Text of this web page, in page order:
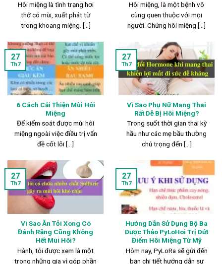
Hôi miệng là tình trạng hơi
thở có mùi, xuất phát từ
trong khoang miệng. [...]
Hôi miệng, là một bệnh vô
cùng quen thuộc với mọi
người. Chứng hôi miệng [...]
6 Cách Cải Thiện Mùi Hôi
Miệng
Để kiểm soát được mùi hôi
miệng ngoài việc điều trị vấn
đề cốt lõi [...]
27
Th7
Vì Sao Phụ Nữ Mang Thai
Rất Dễ Bị Hôi Miệng?
Trong suốt thời gian thai kỳ
hầu như các mẹ bầu thường
chú trọng đến [...]
27
Th7
Vì Sao Ăn Tỏi Xong Có
Đánh Răng Cũng Không
Hết Mùi Hôi?
Hành, tỏi được xem là một
trong những gia vị góp phần
27
Th7
Hướng Dẫn Sử Dụng Bộ Ba
Dược Thảo PyLoHoi Trị Dứt
Điểm Hôi Miệng Từ Mỹ
Hôm nay, PyLoRa sẽ gửi đến
bạn chi tiết hướng dẫn sự
27
Th7